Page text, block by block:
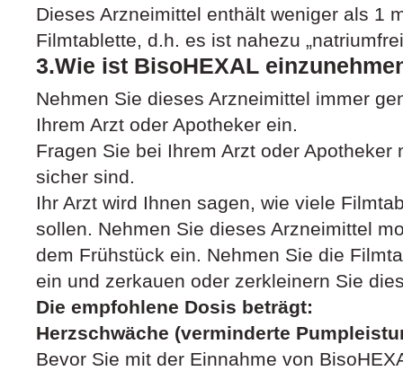
Dieses Arzneimittel enthält weniger als 1
Filmtablette, d.h. es ist nahezu
3.Wie ist BisoHEXAL
Nehmen Sie dieses Arzneimittel immer
Ihrem Arzt oder Apotheker ein.
Fragen Sie bei Ihrem Arzt oder Apotheker
sicher sind.
Ihr Arzt wird Ihnen sagen, wie viele
sollen. Nehmen Sie dieses Arzneimittel
dem Frühstück ein. Nehmen Sie die
ein und zerkauen oder zerkleinern Sie
Die empfohlene Dosis beträgt:
Herzschwäche (verminderte
Bevor Sie mit der Einnahme von